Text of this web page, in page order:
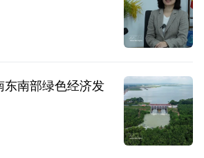
南部绿色经济发